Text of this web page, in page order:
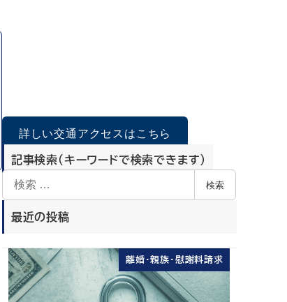
詳しい交通アクセスはこちら
記事検索（キーワードで検索できます）
検
索
検索
最近の投稿
離婚・親族・慰謝料請求